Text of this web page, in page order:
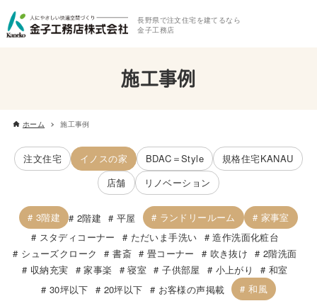
長野県で注文住宅を建てるなら
金子工務店
施工事例
ホーム 施工事例
注文住宅 イノスの家 BDAC＝Style
規格住宅KANAU
店舗
リノベーション
3階建 2階建 平屋 ランドリールーム
家事室
スタディコーナー
ただいま手洗い
造作洗面化粧台
シューズクローク
書斎 畳コーナー 吹き抜け
2階洗面
収納充実
家事楽 寝室 子供部屋 小上がり
和室
30坪以下
20坪以下 お客様の声掲載
和風